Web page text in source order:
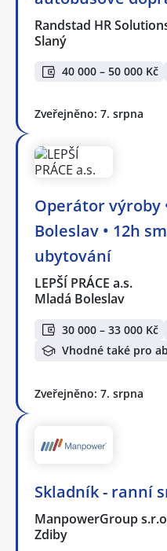
Randstad HR
Slaný
40 000 – 50 000 Kč
Zveřejněno: 7. srpna
Operátor výroby
Boleslav • 12h
ubytování
LEPŠÍ PRÁCE a.s.
Mladá Boleslav
30 000 – 33 000 Kč
Vhodné také pro
Zveřejněno: 7. srpna
Skladník - ranní
ManpowerGroup
Zdiby